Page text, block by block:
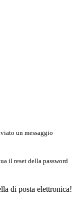
un messaggio
il reset della password
di posta elettronica!